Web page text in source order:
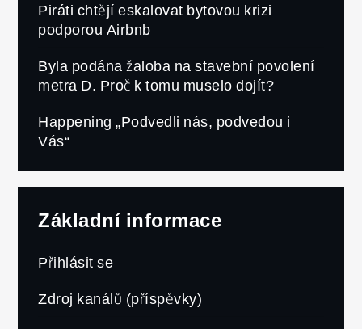
Piráti chtějí eskalovat bytovou krizi
podporou Airbnb
Byla podána žaloba na stavební povolení
metra D. Proč k tomu muselo dojít?
Happening „Podvedli nás, podvedou i
Vás“
Základní informace
Přihlásit se
Zdroj kanálů (příspěvky)